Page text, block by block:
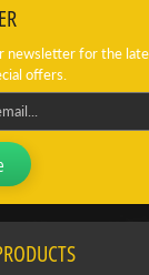
newsletter for the
offers.